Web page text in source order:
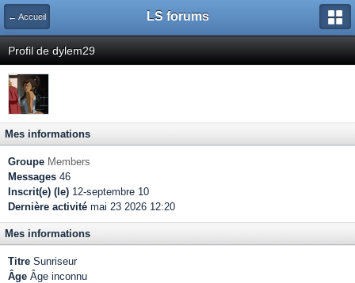
← Accueil LS forums
Profil de dylem29
Mes informations
Groupe Members
Messages 46
Inscrit(e) (le) 12-septembre 10
Dernière activité mai 23 2026 12:20
Mes informations
Titre Sunriseur
Âge Âge inconnu